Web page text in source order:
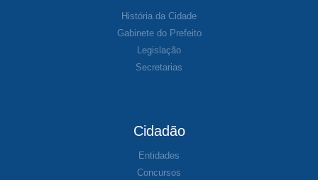
História da Cidade
Gabinete do Prefeito
Legislação
Secretarias
Cidadão
Entidades
Concursos